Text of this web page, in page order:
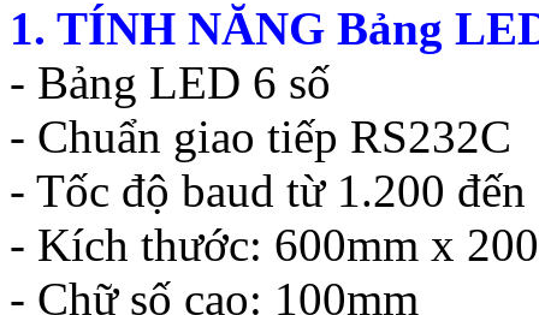
1. TÍNH NĂNG Bảng
- Bảng LED 6 số
- Chuẩn giao tiếp RS232C
- Tốc độ baud từ 1.200
- Kích thước: 600mm x
- Chữ số cao: 100mm